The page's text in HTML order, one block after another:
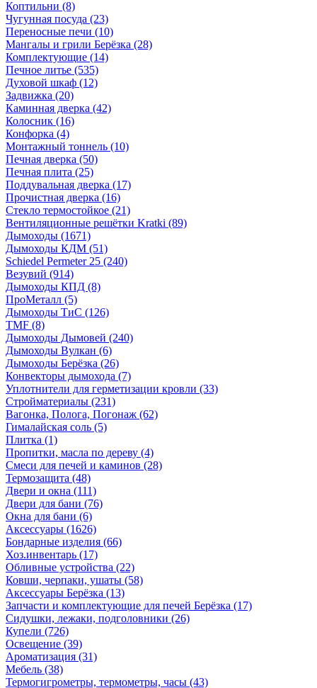
Коптильни (8)
Чугунная посуда (23)
Переносные печи (10)
Мангалы и грили Берёзка (28)
Комплектующие (14)
Печное литье (535)
Духовой шкаф (12)
Задвижка (20)
Каминная дверка (42)
Колосник (16)
Конфорка (4)
Монтажный тоннель (10)
Печная дверка (50)
Печная плита (25)
Поддувальная дверка (17)
Прочистная дверка (16)
Стекло термостойкое (21)
Вентиляционные решётки Kratki (89)
Дымоходы (1671)
Дымоходы КДМ (51)
Schiedel Permeter 25 (240)
Везувий (914)
Дымоходы КПД (8)
ПроМеталл (5)
Дымоходы ТиС (126)
TMF (8)
Дымоходы Дымовей (240)
Дымоходы Вулкан (6)
Дымоходы Берёзка (26)
Конвекторы дымохода (7)
Уплотнители для герметизации кровли (33)
Стройматериалы (231)
Вагонка, Полога, Погонаж (62)
Гималайская соль (5)
Плитка (1)
Пропитки, масла по дереву (4)
Смеси для печей и каминов (28)
Термозащита (48)
Двери и окна (111)
Двери для бани (76)
Окна для бани (6)
Аксессуары (1626)
Бондарные изделия (66)
Хоз.инвентарь (17)
Обливные устройства (22)
Ковши, черпаки, ушаты (58)
Аксессуары Берёзка (13)
Запчасти и комплектующие для печей Берёзка (17)
Сидушки, лежаки, подголовники (26)
Купели (726)
Освещение (39)
Ароматизация (31)
Мебель (38)
Термогигрометры, термометры, часы (43)